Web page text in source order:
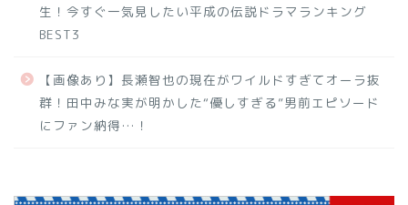
生！今すぐ一気見したい平成の伝説ドラマランキング
BEST3
【画像あり】長瀬智也の現在がワイルドすぎてオーラ抜
群！田中みな実が明かした“優しすぎる”男前エピソード
にファン納得…！